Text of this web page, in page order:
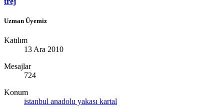
Uzman Üyemiz
Katılım
13 Ara 2010
Mesajlar
724
Konum
istanbul anadolu yakası kartal